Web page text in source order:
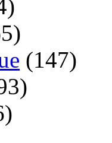
(147)